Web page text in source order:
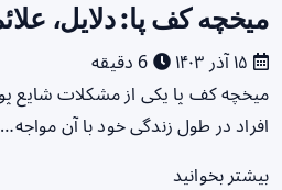
میخچه کف پا: دلایل،
میخچه کف پا یکی از مشکلات شایع
افراد در طول زندگی خود با آن مواجه…
بیشتر بخوانید